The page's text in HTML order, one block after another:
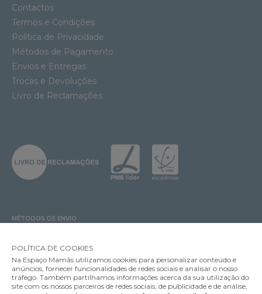
Contactos
Termos e Condições
Política de Privacidade
Métodos de Pagamento
Envios e Entregas
Trocas e Devoluções
Livro de Reclamações
MÉTODOS DE ENVIO
MÉTODOS DE PAGAMENTO
POLÍTICA DE COOKIES
Na Espaço Mamãs utilizamos cookies para personalizar conteúdo e
anúncios, fornecer funcionalidades de redes sociais e analisar o nosso
tráfego. Também partilhamos informações acerca da sua utilização do
site com os nossos parceiros de redes sociais, de publicidade e de análise,